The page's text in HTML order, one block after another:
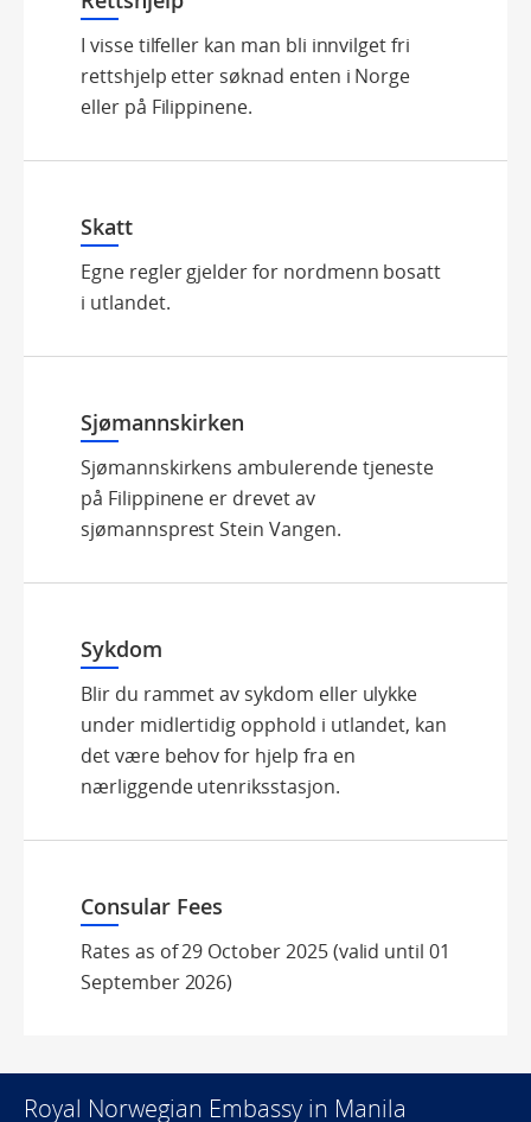
I visse tilfeller kan man bli innvilget fri
rettshjelp etter søknad enten i Norge
eller på Filippinene.
Skatt
Egne regler gjelder for nordmenn bosatt
i utlandet.
Sjømannskirken
Sjømannskirkens ambulerende tjeneste
på Filippinene er drevet av
sjømannsprest Stein Vangen.
Sykdom
Blir du rammet av sykdom eller ulykke
under midlertidig opphold i utlandet, kan
det være behov for hjelp fra en
nærliggende utenriksstasjon.
Consular Fees
Rates as of 29 October 2025 (valid until 01
September 2026)
Royal Norwegian Embassy in Manila